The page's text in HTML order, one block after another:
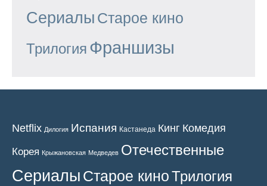
Сериалы Старое кино
Трилогия Франшизы
Netflix Дилогия Испания Кастанеда Кинг Комедия
Корея Крыжановская Медведев Отечественные
Сериалы Старое киноТрилогия